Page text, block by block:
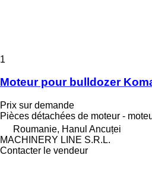
1
Moteur pour bulldozer
Prix sur demande
Pièces détachées de moteur -
Roumanie, Hanul Ancuței
MACHINERY LINE S.R.L.
Contacter le vendeur